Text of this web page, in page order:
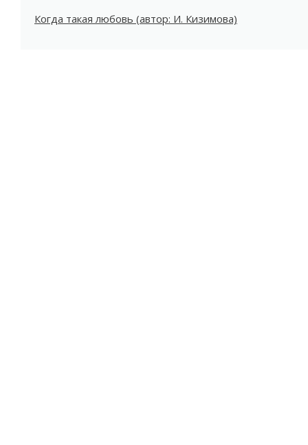
Когда такая любовь (автор: И. Кизимова)